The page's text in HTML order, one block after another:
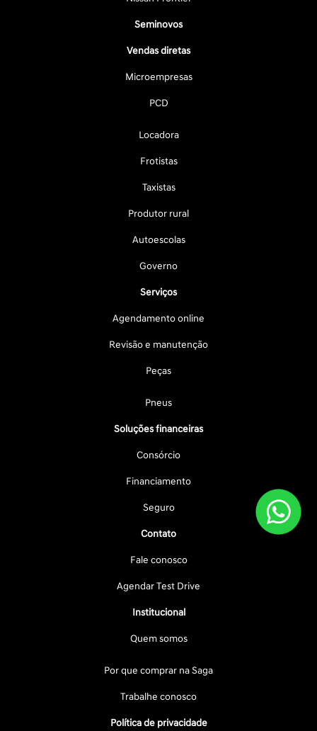
Seminovos
Vendas diretas
Microempresas
PCD
Locadora
Frotistas
Taxistas
Produtor rural
Autoescolas
Governo
Serviços
Agendamento online
Revisão e manutenção
Peças
Pneus
Soluções financeiras
Consórcio
Financiamento
Seguro
Contato
Fale conosco
Agendar Test Drive
Institucional
Quem somos
Por que comprar na Saga
Trabalhe conosco
Política de privacidade